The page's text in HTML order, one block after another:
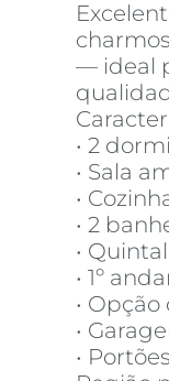
— ideal
• 2
• Sala
•
• 2
•
• 1º
•
•
•